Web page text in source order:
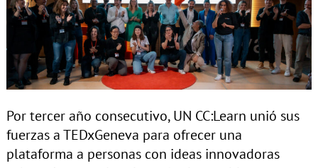
Por tercer año consecutivo, UN CC:Learn unió sus
fuerzas a TEDxGeneva para ofrecer una
plataforma a personas con ideas innovadoras